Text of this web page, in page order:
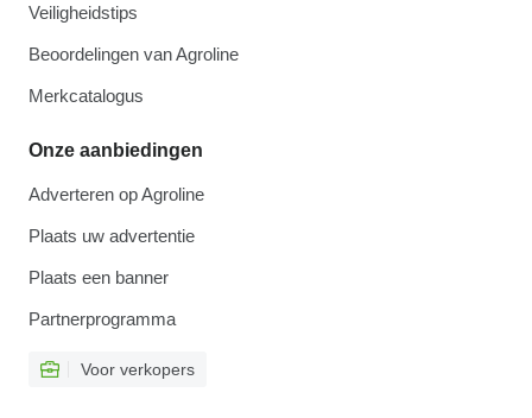
Veiligheidstips
Beoordelingen van Agroline
Merkcatalogus
Onze aanbiedingen
Adverteren op Agroline
Plaats uw advertentie
Plaats een banner
Partnerprogramma
Voor verkopers